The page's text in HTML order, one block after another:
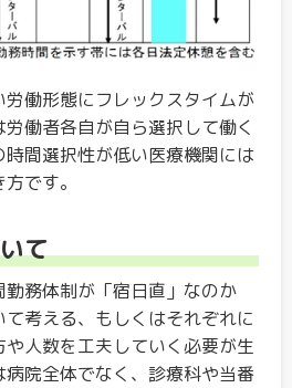
働形態にフレックスタイムが
働者各自が自ら選択して働く
間選択性が低い医療機関には
です。
て
務体制が「宿日直」なのか
て考える、もしくはそれぞれに
人数を工夫していく必要が生
病院全体でなく、診療科や当番